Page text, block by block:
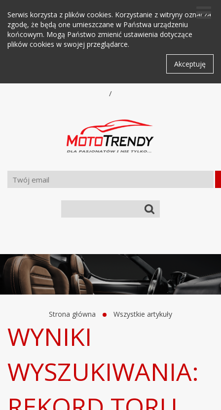
Serwis korzysta z plików cookies. Korzystanie z witryny oznacza
zgodę, że będą one umieszczane w Państwa urządzeniu
końcowym. Mogą Państwo zmienić ustawienia dotyczące
plików cookies w swojej przeglądarce.
Akceptuję
/
Strona główna Wszystkie artykuły
WYNIKI
WYSZUKIWANIA: